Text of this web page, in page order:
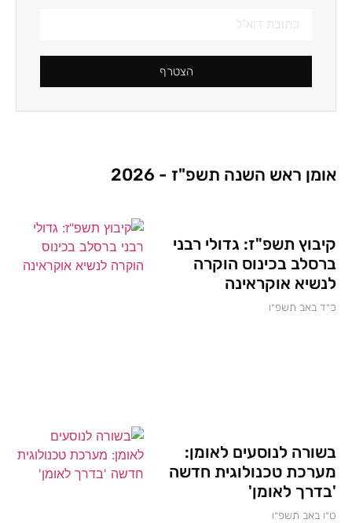
הצטרף
אומן ראש השנה תשפ"ז - 2026
קיבוץ תשפ"ז: גדולי רבני
ברסלב בכינוס הוקרה
לנשיא אוקראינה
כ״ד באב תשפ״ו
בשורה לנוסעים לאומן:
מערכת טכנולוגית חדשה
'בדרך לאומן'
ט״ו באב תשפ״ו